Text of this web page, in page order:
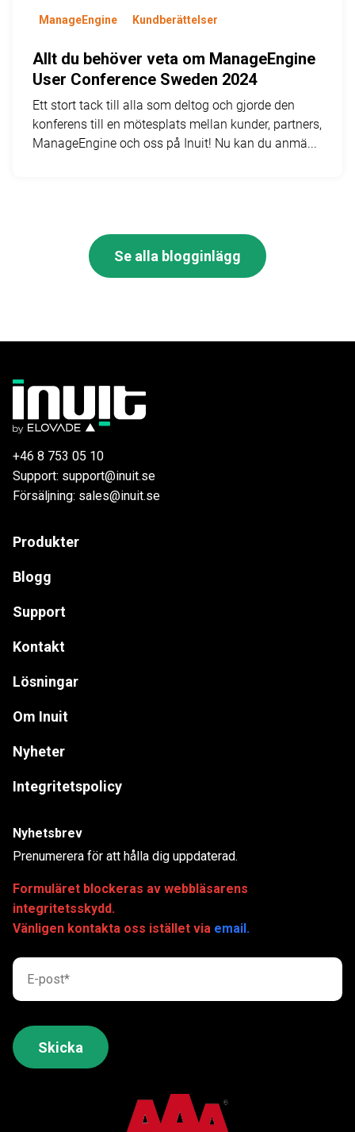
ManageEngine Kundberättelser
Allt du behöver veta om ManageEngine
User Conference Sweden 2024
Ett stort tack till alla som deltog och gjorde den
konferens till en mötesplats mellan kunder, partners,
ManageEngine och oss på Inuit! Nu kan du anmä...
Se alla blogginlägg
+46 8 753 05 10
Support: support@inuit.se
Försäljning: sales@inuit.se
Produkter
Blogg
Support
Kontakt
Lösningar
Om Inuit
Nyheter
Integritetspolicy
Nyhetsbrev
Prenumerera för att hålla dig uppdaterad.
Formuläret blockeras av webbläsarens
integritetsskydd.
Vänligen kontakta oss istället via email.